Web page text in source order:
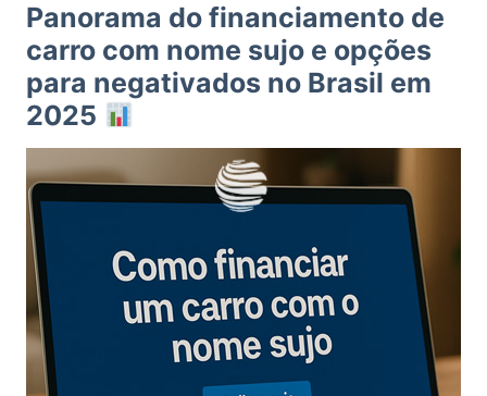
Panorama do financiamento de
carro com nome sujo e opções
para negativados no Brasil em
2025